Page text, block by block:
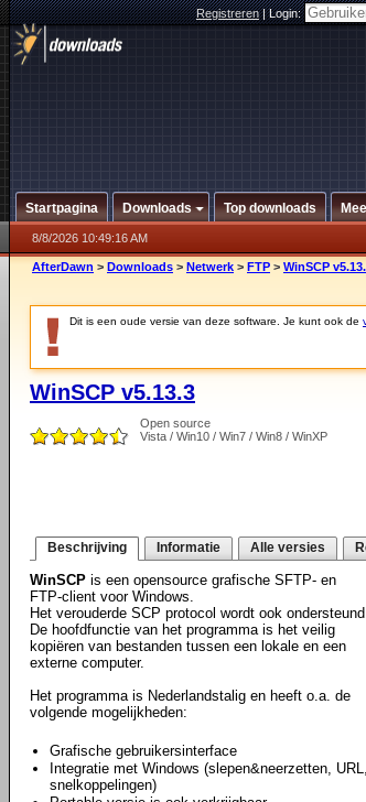
Registreren|Login:
Startpagina Downloads Top downloads
8/8/2026 10:49:16 AM
AfterDawn > Downloads > Netwerk > FTP > WinSCP
Dit is een oude versie van deze software. Je kunt ook de
WinSCP v5.13.3
Open source
Vista / Win10 / Win7 / Win8 / WinXP
Beschrijving Informatie Alle versies
WinSCP is een opensource grafische SFTP- en
FTP-client voor Windows.
Het verouderde SCP protocol wordt ook
De hoofdfunctie van het programma is het veilig
kopiëren van bestanden tussen een lokale en een
externe computer.
Het programma is Nederlandstalig en heeft o.a. de
volgende mogelijkheden:
Grafische gebruikersinterface
Integratie met Windows (slepen&neerzetten, URL,
snelkoppelingen)